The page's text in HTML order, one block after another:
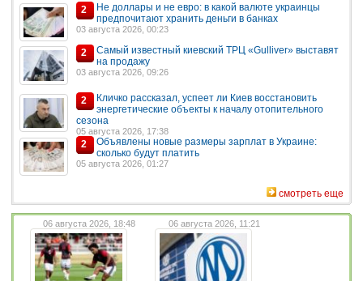
2
Не доллары и не евро: в какой валюте украинцы
предпочитают хранить деньги в банках
03 августа 2026, 00:23
2
Самый известный киевский ТРЦ «Gulliver» выставят
на продажу
03 августа 2026, 09:26
2
Кличко рассказал, успеет ли Киев восстановить
энергетические объекты к началу отопительного
сезона
05 августа 2026, 17:38
2
Объявлены новые размеры зарплат в Украине:
сколько будут платить
05 августа 2026, 01:27
смотреть еще
06 августа 2026, 18:48 06 августа 2026, 11:21